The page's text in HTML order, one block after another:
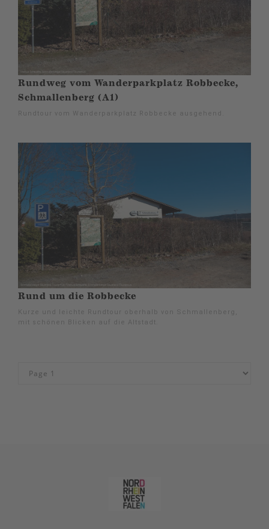
Rundweg vom Wanderparkplatz Robbecke,
Schmallenberg (A1)
Rundtour vom Wanderparkplatz Robbecke ausgehend.
Rund um die Robbecke
Kurze und leichte Rundtour oberhalb von Schmallenberg,
mit schönen Blicken auf die Altstadt.